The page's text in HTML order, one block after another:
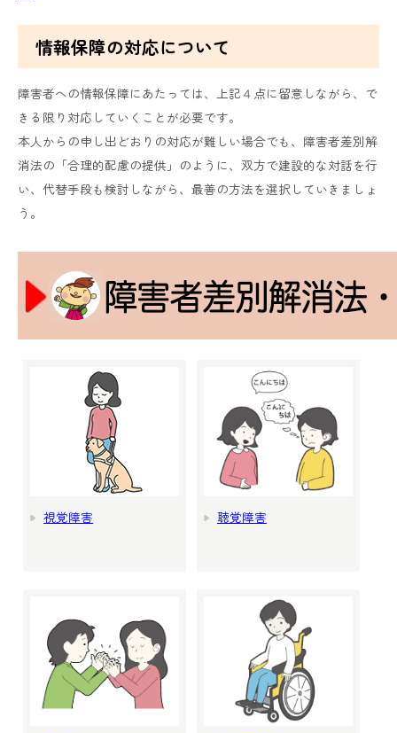
情報保障の対応について
障害者への情報保障にあたっては、上記４点に留意しながら、で
きる限り対応していくことが必要です。
本人からの申し出どおりの対応が難しい場合でも、障害者差別解
消法の「合理的配慮の提供」のように、双方で建設的な対話を行
い、代替手段も検討しながら、最善の方法を選択していきましょ
う。
視覚障害 聴覚障害